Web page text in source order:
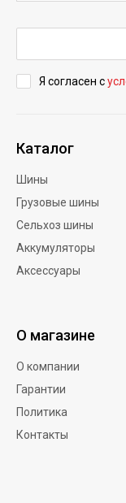
Я согласен с
Каталог
Шины
Грузовые шины
Сельхоз шины
Аккумуляторы
Аксессуары
О магазине
О компании
Гарантии
Политика
Контакты